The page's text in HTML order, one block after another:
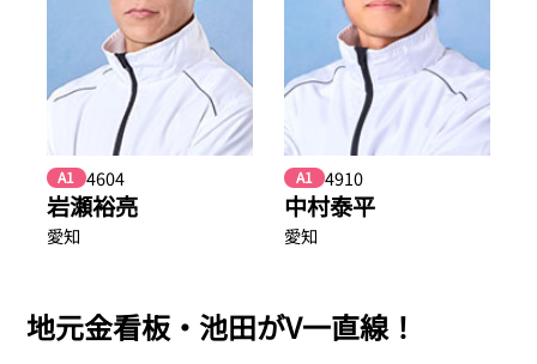
A1 4604
岩瀬裕亮
愛知
A1 4910
中村泰平
愛知
地元金看板・池田がV一直線！